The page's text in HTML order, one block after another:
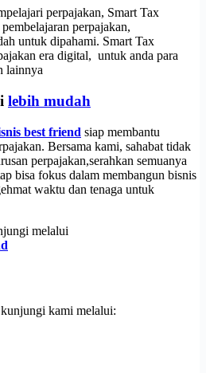
perpajakan, Smart Tax
perpajakan,
untuk dipahami. Smart Tax
era digital, untuk anda para
lainnya
lebih mudah
best friend siap membantu
Bersama kami, sahabat tidak
perpajakan,serahkan semuanya
bisa fokus dalam membangun bisnis
waktu dan tenaga untuk
melalui
kami melalui: